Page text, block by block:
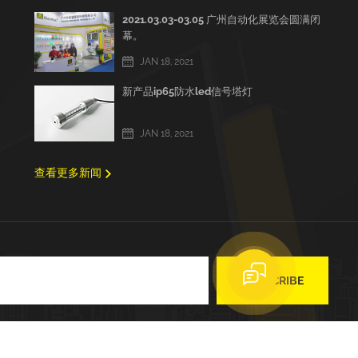
2021.03.03-03.05 广州自动化展览会圆满闭
幕。
JAN 18, 2021
新产品ip65防水led信号塔灯
JAN 18, 2021
查看更多新闻